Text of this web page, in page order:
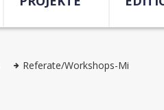
Referate/Workshops-Mi